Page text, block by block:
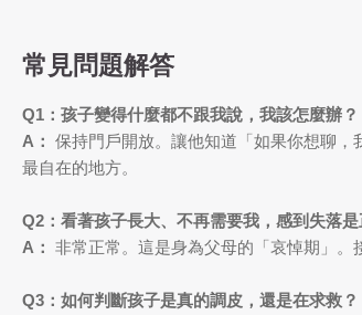
常見問題解答
Q1：孩子變得什麼都不跟我說，我該怎麼辦？
A： 保持門戶開放。讓他知道「如果你想聊，
最自在的地方。
Q2：看著孩子長大、不再需要我，感到失落是
A： 非常正常。這是身為父母的「哀悼期」。
Q3：如何判斷孩子是真的調皮，還是在求救？